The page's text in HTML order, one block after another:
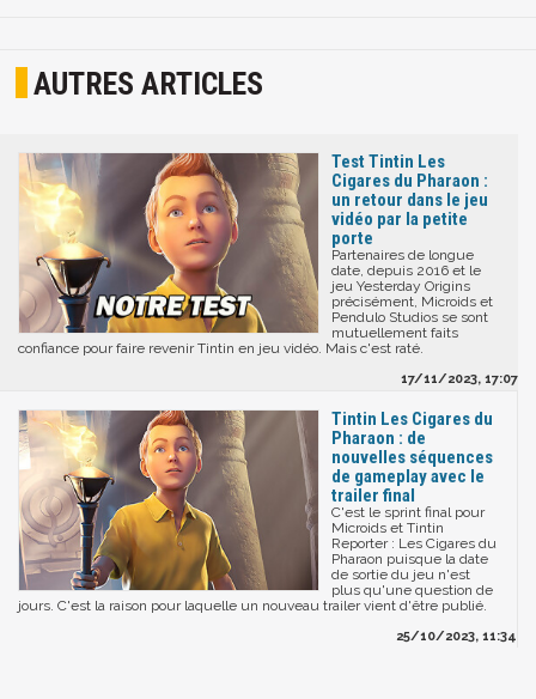
AUTRES ARTICLES
Test Tintin Les
Cigares du Pharaon :
un retour dans le jeu
vidéo par la petite
porte
Partenaires de longue
date, depuis 2016 et le
jeu Yesterday Origins
précisément, Microids et
Pendulo Studios se sont
mutuellement faits
confiance pour faire revenir Tintin en jeu vidéo. Mais c'est raté.
17/11/2023, 17:07
Tintin Les Cigares du
Pharaon : de
nouvelles séquences
de gameplay avec le
trailer final
C'est le sprint final pour
Microids et Tintin
Reporter : Les Cigares du
Pharaon puisque la date
de sortie du jeu n'est
plus qu'une question de
jours. C'est la raison pour laquelle un nouveau trailer vient d'être publié.
25/10/2023, 11:34